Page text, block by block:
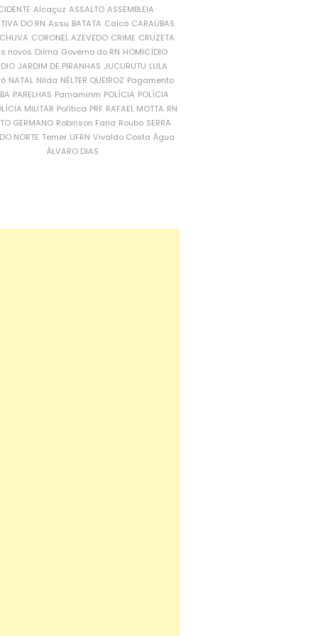
Alcaçuz ASSALTO ASSEMBLEIA
DO RN Assu BATATA Caicó CARAÚBAS
CORONEL AZEVEDO CRIME CRUZETA
novos Dilma Governo do RN HOMICÍDIO
JARDIM DE PIRANHAS JUCURUTU LULA
NATAL Nilda NÉLTER QUEIROZ Pagamento
PARELHAS Parnamirim POLÍCIA POLÍCIA
MILITAR Política PRF RAFAEL MOTTA RN
GERMANO Robinson Faria Roubo SERRA
NORTE Temer UFRN Vivaldo Costa Água
ÁLVARO DIAS